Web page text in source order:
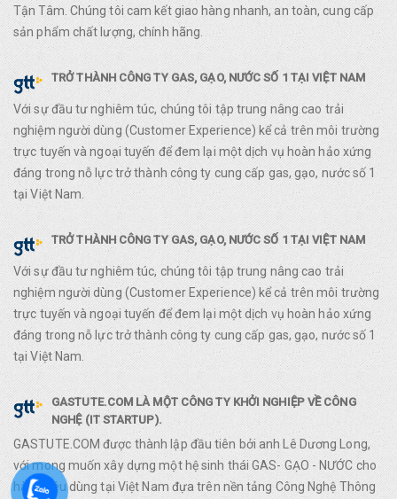
Tận Tâm. Chúng tôi cam kết giao hàng nhanh, an toàn, cung cấp
sản phẩm chất lượng, chính hãng.
TRỞ THÀNH CÔNG TY GAS, GẠO, NƯỚC SỐ 1 TẠI VIỆT NAM
Với sự đầu tư nghiêm túc, chúng tôi tập trung nâng cao trải
nghiệm người dùng (Customer Experience) kể cả trên môi trường
trực tuyến và ngoại tuyến để đem lại một dịch vụ hoàn hảo xứng
đáng trong nỗ lực trở thành công ty cung cấp gas, gạo, nước số 1
tại Việt Nam.
TRỞ THÀNH CÔNG TY GAS, GẠO, NƯỚC SỐ 1 TẠI VIỆT NAM
Với sự đầu tư nghiêm túc, chúng tôi tập trung nâng cao trải
nghiệm người dùng (Customer Experience) kể cả trên môi trường
trực tuyến và ngoại tuyến để đem lại một dịch vụ hoàn hảo xứng
đáng trong nỗ lực trở thành công ty cung cấp gas, gạo, nước số 1
tại Việt Nam.
GASTUTE.COM LÀ MỘT CÔNG TY KHỞI NGHIỆP VỀ CÔNG
NGHỆ (IT STARTUP).
GASTUTE.COM được thành lập đầu tiên bởi anh Lê Dương Long,
với mong muốn xây dựng một hệ sinh thái GAS- GẠO - NƯỚC cho
hàng tiêu dùng tại Việt Nam đựa trên nền tảng Công Nghệ Thông